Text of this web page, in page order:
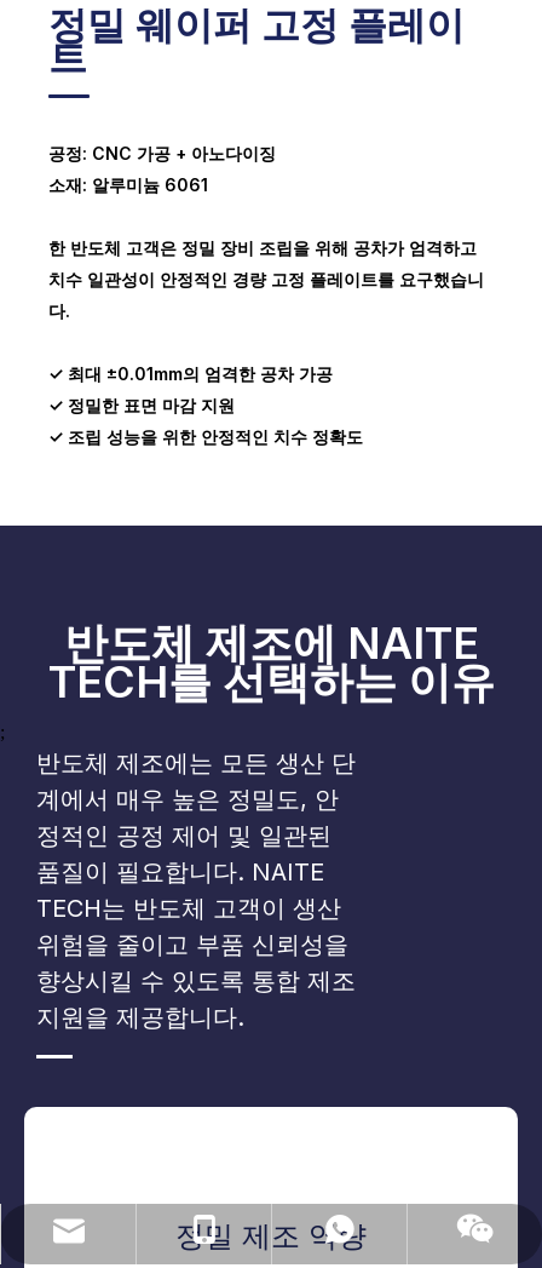
정밀 웨이퍼 고정 플레이
트
공정: CNC 가공 + 아노다이징
소재: 알루미늄 6061
한 반도체 고객은 정밀 장비 조립을 위해 공차가 엄격하고
치수 일관성이 안정적인 경량 고정 플레이트를 요구했습니
다.
✓ 최대 ±0.01mm의 엄격한 공차 가공
✓ 정밀한 표면 마감 지원
✓ 조립 성능을 위한 안정적인 치수 정확도
반도체 제조에 NAITE
TECH를 선택하는 이유
;
반도체 제조에는 모든 생산 단
계에서 매우 높은 정밀도, 안
정적인 공정 제어 및 일관된
품질이 필요합니다. NAITE
TECH는 반도체 고객이 생산
위험을 줄이고 부품 신뢰성을
향상시킬 수 있도록 통합 제조
지원을 제공합니다.
정밀 제조 역량
naiteservice@naitetech.com
+86 18018270716
왓츠앱
위챗